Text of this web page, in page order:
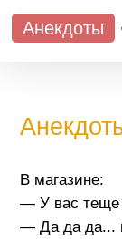
Анекдоты
В магазине:
— У вас теще
— Да да да...